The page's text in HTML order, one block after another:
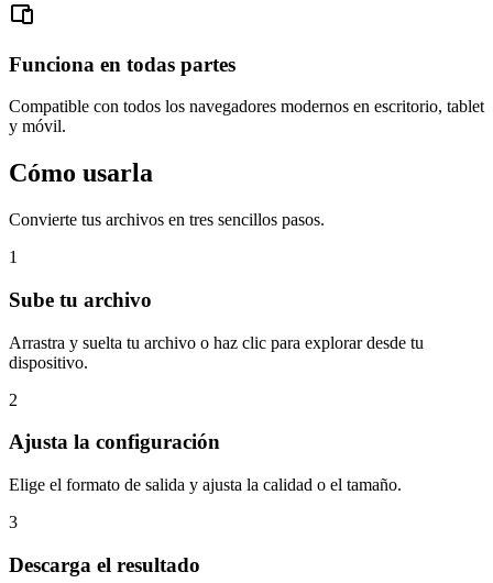
Funciona en todas partes
Compatible con todos los navegadores modernos en escritorio, tablet
y móvil.
Cómo usarla
Convierte tus archivos en tres sencillos pasos.
1
Sube tu archivo
Arrastra y suelta tu archivo o haz clic para explorar desde tu
dispositivo.
2
Ajusta la configuración
Elige el formato de salida y ajusta la calidad o el tamaño.
3
Descarga el resultado